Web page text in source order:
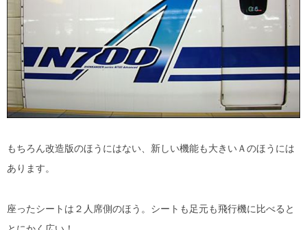
もちろん改造版のほうにはない、新しい機能も大きいＡのほうには
あります。
座ったシートは２人席側のほう。シートも足元も飛行機に比べると